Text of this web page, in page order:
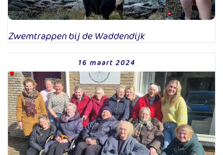
Zwemtrappen bij de Waddendijk
16 maart 2024